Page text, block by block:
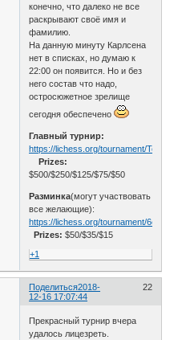
конечно, что далеко не все
раскрывают своё имя и
фамилию.
На данную минуту Карлсена
нет в списках, но думаю к
22:00 он появится. Но и без
него состав что надо,
остросюжетное зрелище
сегодня обеспечено
Главный турнир:
https://lichess.org/tournament/Te1RcjFI
Prizes:
$500/$250/$125/$75/$50
Разминка(могут участвовать
все желающие):
https://lichess.org/tournament/
Prizes: $50/$35/$15
+1
Поделиться 22
2018-
12-16 17:07:44
Прекрасный турнир вчера
удалось лицезреть.